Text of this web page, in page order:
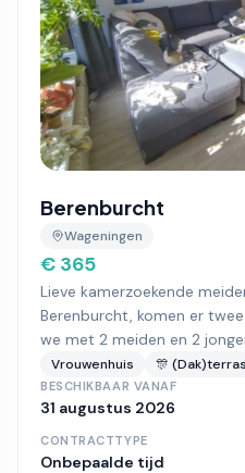
Berenburcht
Wageningen
€ 365
Lieve kamerzoekende
Berenburcht, komen er
we met 2 meiden en 2
Vrouwenhuis 🎊
BESCHIKBAAR VANAF
31 augustus 2026
CONTRACTTYPE
Onbepaalde tijd